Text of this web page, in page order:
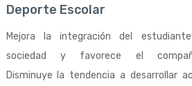
Deporte Escolar
Mejora la integración del
sociedad y favorece el
Disminuye la tendencia a desarrollar